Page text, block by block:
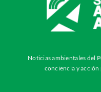
Noticias ambientales del
conciencia y